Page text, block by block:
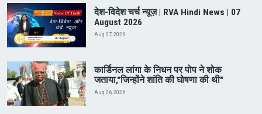
देश-विदेश चर्च न्यूज़ | RVA Hindi News | 07
August 2026
Aug 07, 2026
कार्डिनल लांगा के निधन पर पोप ने शोक
जताया,"जिन्होंने शांति की घोषणा की थी"
Aug 06, 2026